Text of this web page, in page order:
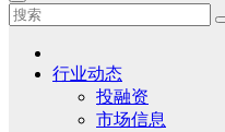
行业动态
投融资
市场信息